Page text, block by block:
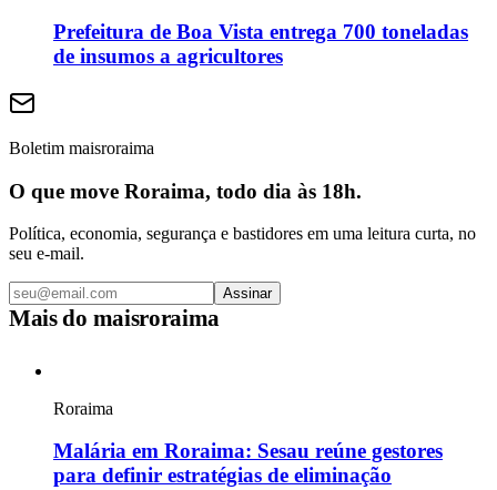
Prefeitura de Boa Vista entrega 700 toneladas
de insumos a agricultores
Boletim maisroraima
O que move Roraima, todo dia às 18h.
Política, economia, segurança e bastidores em uma leitura curta, no
seu e-mail.
Assinar
Mais do maisroraima
Roraima
Malária em Roraima: Sesau reúne gestores
para definir estratégias de eliminação